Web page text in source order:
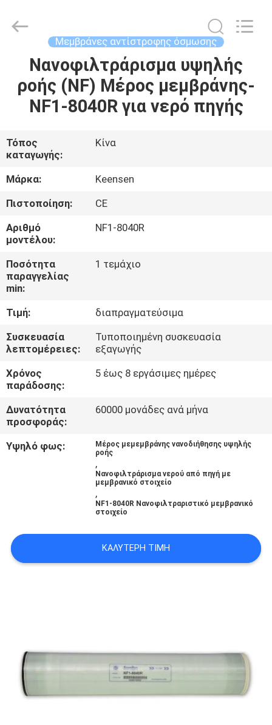
ΣΠΊΤΙ
ΠΡΟΪΌΝΤΑ
ΠΕΡΊΠΟΥ
ΕΜΕΊΣ
ΓΎΡΟΣ
ΕΡΓΟΣΤΑΣΊΩΝ
ΠΟΙΟΤΙΚΌΣ
ΈΛΕΓΧΟΣ
ΜΑΣ
ΕΛΆΤΕ
ΕΠΑΦΉ
ΜΕ
ΕΙΔΉΣΕΙΣ
ΑΠΌΣΠΑΣΜΑ
SITEMAP
Technology
Μεμβράνες αντίστροφης όσμωσης
Νανοφιλτράρισμα υψηλής
ροής (NF) Μέρος μεμβράνης-
NF1-8040R για νερό πηγής
Τόπος
καταγωγής:
Κίνα
Μάρκα:
Keensen
Πιστοποίηση:
CE
Αριθμό
μοντέλου:
NF1-8040R
Ποσότητα
παραγγελίας
min:
1 τεμάχιο
Τιμή:
διαπραγματεύσιμα
Συσκευασία
λεπτομέρειες:
Τυποποιημένη συσκευασία
εξαγωγής
Χρόνος
παράδοσης:
5 έως 8 εργάσιμες ημέρες
Δυνατότητα
προσφοράς:
60000 μονάδες ανά μήνα
Υψηλό φως:
Μέρος μεμεμβράνης νανοδιήθησης υψηλής
ροής
,
Νανοφιλτράρισμα νερού από πηγή με
μεμβρανικό στοιχείο
,
NF1-8040R Νανοφιλτραριστικό μεμβρανικό
στοιχείο
ΚΑΛΎΤΕΡΗ ΤΙΜΉ